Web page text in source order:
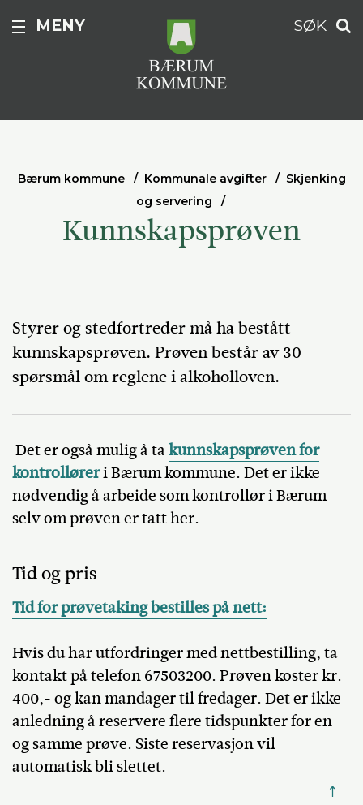
MENY SØK
Bærum kommune Kommunale avgifter
Skjenking
og servering
Kunnskapsprøven
Styrer og stedfortreder må ha bestått
kunnskapsprøven. Prøven består av 30
spørsmål om reglene i alkoholloven.
Det er også mulig å takunnskapsprøven for
kontrolløreri Bærum kommune. Det er ikke
nødvendig å arbeide som kontrollør i Bærum
selv om prøven er tatt her.
Tid og pris
Tid for prøvetaking bestilles på nett:
Hvis du har utfordringer med nettbestilling, ta
kontakt på telefon 67503200. Prøven koster kr.
400,- og kan mandager til fredager. Det er ikke
anledning å reservere flere tidspunkter for en
og samme prøve. Siste reservasjon vil
automatisk bli slettet.
↑